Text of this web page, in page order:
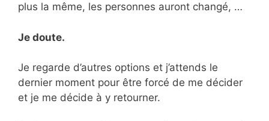
plus la même, les personnes auront changé, …
Je doute.
Je regarde d’autres options et j’attends le
dernier moment pour être forcé de me décider
et je me décide à y retourner.